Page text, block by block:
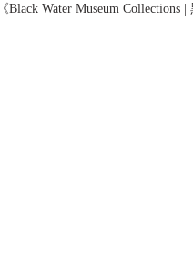
Water Museum Collections |